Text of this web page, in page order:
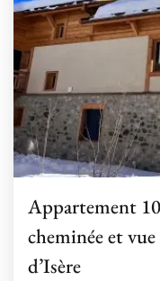
Appartement
cheminée et
d’Isère